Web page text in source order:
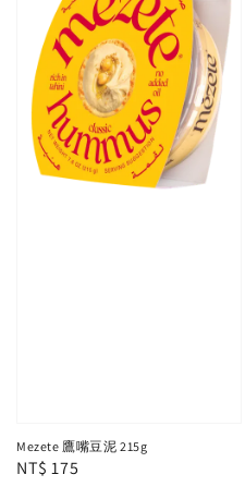
Mezete 鷹嘴豆泥 215g
Regular
NT$ 175